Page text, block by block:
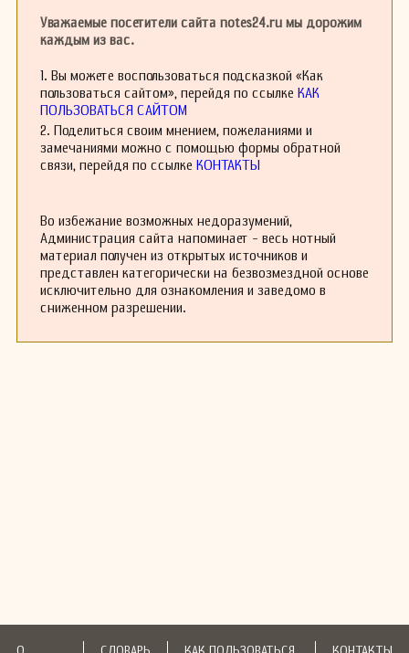
Уважаемые посетители сайта notes24.ru мы дорожим
каждым из вас.
1. Вы можете воспользоваться подсказкой «Как
пользоваться сайтом», перейдя по ссылке КАК
ПОЛЬЗОВАТЬСЯ САЙТОМ
2. Поделиться своим мнением, пожеланиями и
замечаниями можно с помощью формы обратной
связи, перейдя по ссылке КОНТАКТЫ
Во избежание возможных недоразумений,
Администрация сайта напоминает - весь нотный
материал получен из открытых источников и
представлен категорически на безвозмездной основе
исключительно для ознакомления и заведомо в
сниженном разрешении.